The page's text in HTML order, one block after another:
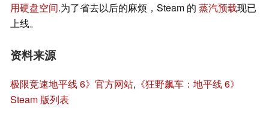
用硬盘空间.为了省去以后的麻烦，Steam 的 蒸汽预载现已
上线。
资料来源
极限竞速地平线 6》官方网站, 《狂野飙车：地平线 6》
Steam 版列表